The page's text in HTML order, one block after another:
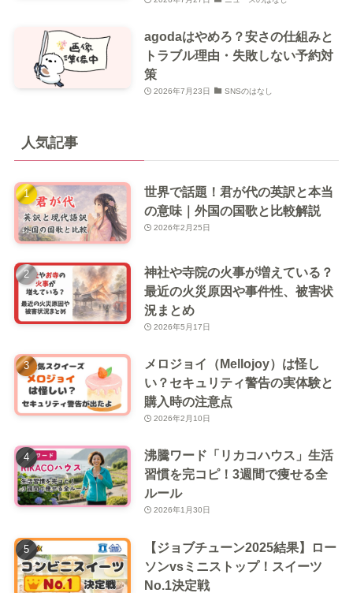
agodaはやめろ？安さの仕組みと
トラブル理由・失敗しない予約対
策
2026年7月23日 SNSのはなし
人気記事
世界で話題！君が代の英訳と本当
の意味｜外国の国歌と比較解説
2026年2月25日
神社や寺院の火事が増えている？
最近の火災原因や事件性、被害状
況まとめ
2026年5月17日
メロジョイ（Mellojoy）は怪し
い？セキュリティ警告の実体験と
購入時の注意点
2026年2月10日
沸騰ワード「リカコハウス」生活
習慣を完コピ！3週間で痩せる全
ルール
2026年1月30日
【ジョブチューン2025結果】ロー
ソンvsミニストップ！スイーツ
No.1決定戦